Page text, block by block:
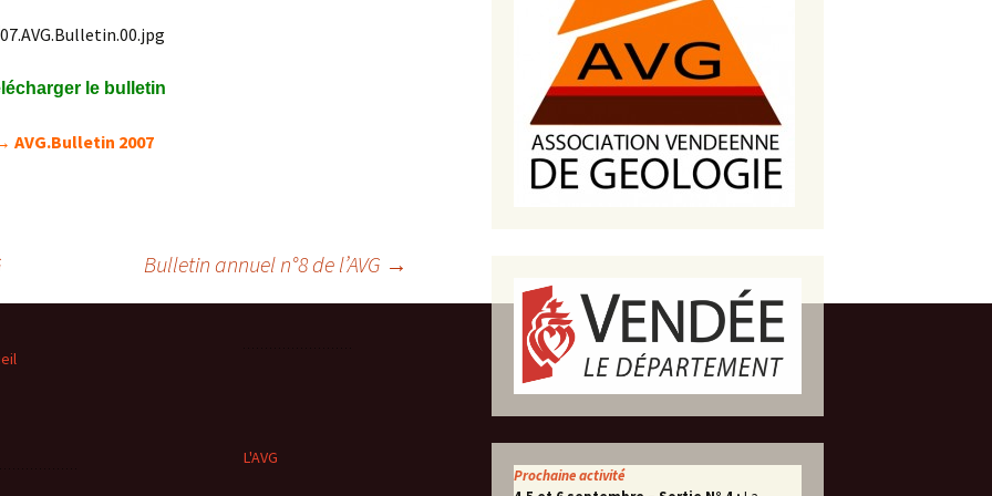
Lames minces de roches
Paysages, affleurements
Photos de groupes
Echelles des temps
le bulletin
AVG.Bulletin 2007
Bulletin annuel n°8 de l’AVG →
Prochaine activité
L'AVG